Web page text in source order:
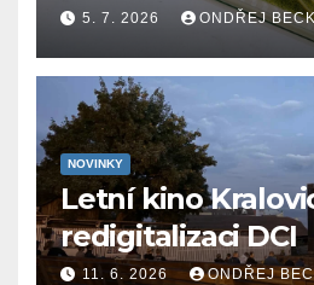
5. 7. 2026 ONDŘEJ
NOVINKY
Letní kino
redigitalizaci DCI
11. 6. 2026 ONDŘEJ